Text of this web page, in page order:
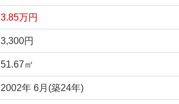
3.85万円
3,300円
51.67㎡
2002年 6月(築24年)